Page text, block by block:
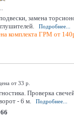
замена
Подробнее...
комплекта ГРМ от
от 33 р.
Проверка
- 6 м.
Подробнее...